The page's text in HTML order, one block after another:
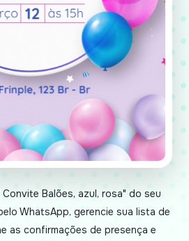
Balões, azul, rosa" do seu
WhatsApp, gerencie sua lista de
as confirmações de presença e